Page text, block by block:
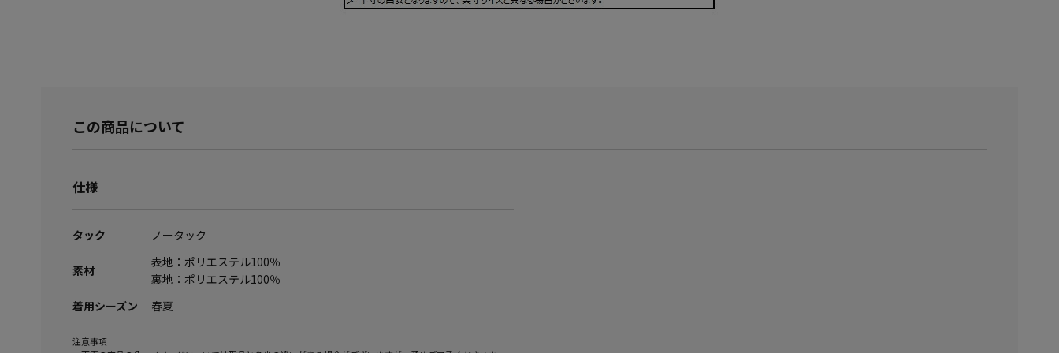
この商品について
仕様
タック ノータック
素材
表地：ポリエステル100％
裏地：ポリエステル100％
着用シーズン
春夏
注意事項